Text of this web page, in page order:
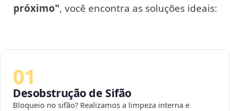
próximo", você encontra as soluções ideais:
01
Desobstrução de Sifão
Bloqueio no sifão? Realizamos a limpeza interna e